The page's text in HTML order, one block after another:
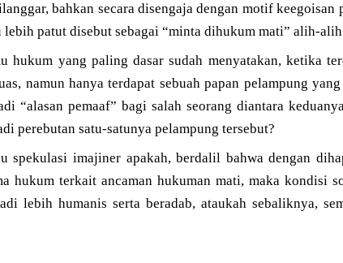
bahkan secara disengaja dengan motif keegoisan
lebih patut disebut sebagai “minta dihukum mati” alih-
hukum yang paling dasar sudah menyatakan, ketika
namun hanya terdapat sebuah papan pelampung
“alasan pemaaf” bagi salah seorang diantara
perebutan satu-satunya pelampung tersebut?
spekulasi imajiner apakah, berdalil bahwa dengan
hukum terkait ancaman hukuman mati, maka kondisi
lebih humanis serta beradab, ataukah sebaliknya,